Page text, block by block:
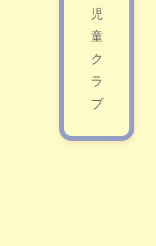
児
童
ク
ラ
ブ